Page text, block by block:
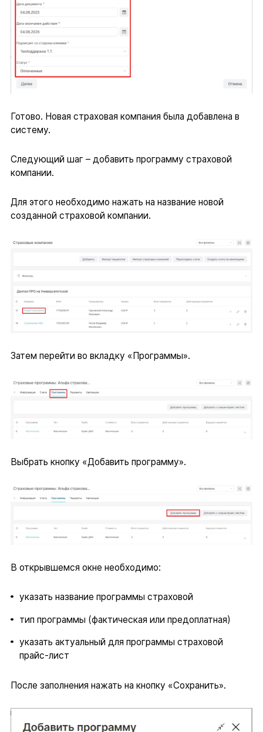
Готово. Новая страховая компания была добавлена в
систему.
Следующий шаг – добавить программу страховой
компании.
Для этого необходимо нажать на название новой
созданной страховой компании.
Затем перейти во вкладку «Программы».
Выбрать кнопку «Добавить программу».
В открывшемся окне необходимо:
указать название программы страховой
тип программы (фактическая или предоплатная)
указать актуальный для программы страховой
прайс-лист
После заполнения нажать на кнопку «Сохранить».